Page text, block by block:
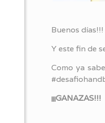
Buenos
Y este fin de
Como ya
¡¡¡GANAZAS!!!